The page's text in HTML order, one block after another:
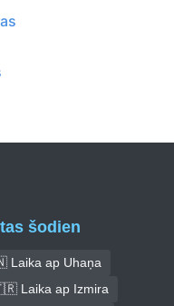
šodien
ap Uhaņa
Laika ap Izmira